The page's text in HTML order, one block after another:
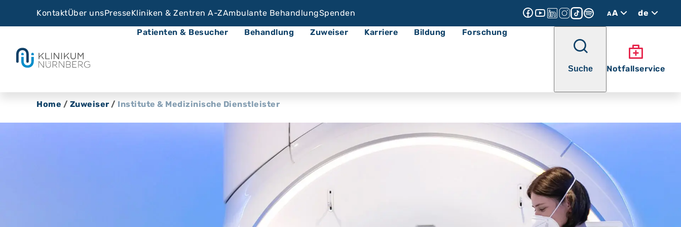
KontaktÜber unsPresseKliniken & Zentren A-ZAmbulante BehandlungSpenden AA
de
Patienten & Besucher
Behandlung Zuweiser Karriere Bildung Forschung
Suche Notfallservice
Home / Zuweiser / Institute & Medizinische Dienstleister